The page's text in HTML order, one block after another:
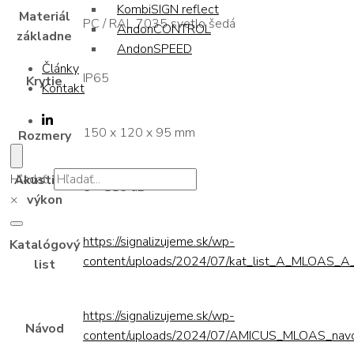
KombiSIGN reflect
AndonCONTROL
AndonSPEED
Články
Kontakt
Hľadať...
×
Materiál
základne
PC / RAL 7035 svetlo šedá
Krytie IP65
Rozmery 150 x 120 x 95 mm
Akustický
výkon
5 – 115 dB
Katalógový
list
https://signalizujeme.sk/wp-
content/uploads/2024/07/
Návod
https://signalizujeme.sk/wp-
content/uploads/2024/07/